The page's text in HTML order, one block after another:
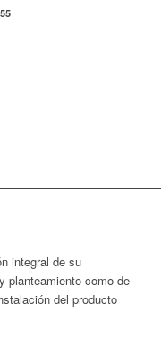
integral de su
planteamiento como de
del producto